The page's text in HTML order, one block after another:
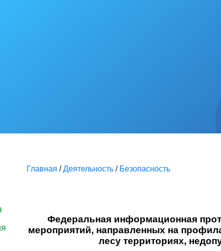
Главная /Деятельность / Безопасность
Федеральная информационная
мероприятий, направленных на
лесу территориях,